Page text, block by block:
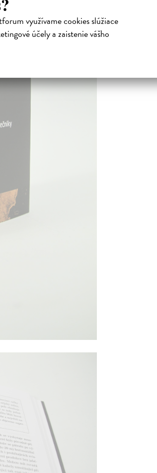
využívame cookies slúžiace
účely a zaistenie vášho